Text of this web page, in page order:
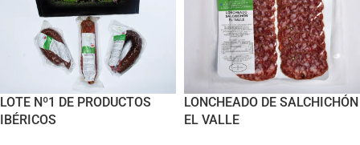
LOTE Nº1 DE PRODUCTOS
IBÉRICOS
LONCHEADO DE SALCHICHÓN
EL VALLE